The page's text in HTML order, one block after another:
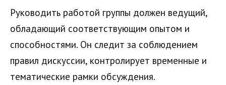
Руководить работой группы должен ведущий,
обладающий соответствующим опытом и
способностями. Он следит за соблюдением
правил дискуссии, контролирует временные и
тематические рамки обсуждения.